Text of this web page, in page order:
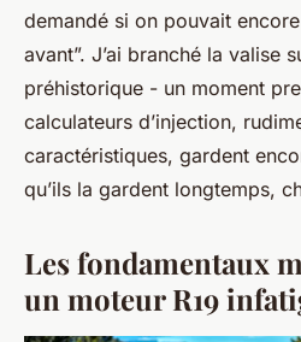
demandé si on pouvait
avant”. J’ai branché la valise
préhistorique - un moment
calculateurs d’injection,
caractéristiques, gardent
qu’ils la gardent longtemps,
Les fondamentaux
un moteur R19